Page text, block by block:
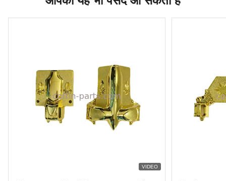
VIDEO